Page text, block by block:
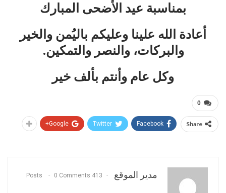
بمناسبة عيد الأضحى المبارك
أعادة الله علينا وعليكم باليُُمن والخير
والبركات، والنصر والتمكين.
وكل عام وأنتم بألف خير
0
Share
Facebook
Twitter
Google+
مدير الموقع 413 Posts
0 Comments